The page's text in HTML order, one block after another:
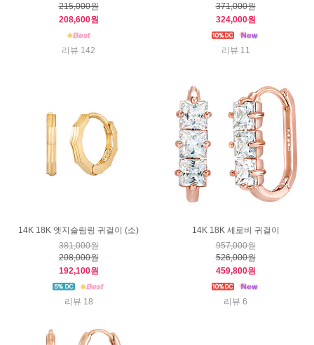
215,000원
208,600원
리뷰 142
371,000원
324,000원
리뷰 11
14K 18K 엣지슬림링 귀걸이 (소)
381,000원
208,000원
192,100원
리뷰 18
14K 18K 세로비 귀걸이
957,000원
526,000원
459,800원
리뷰 6